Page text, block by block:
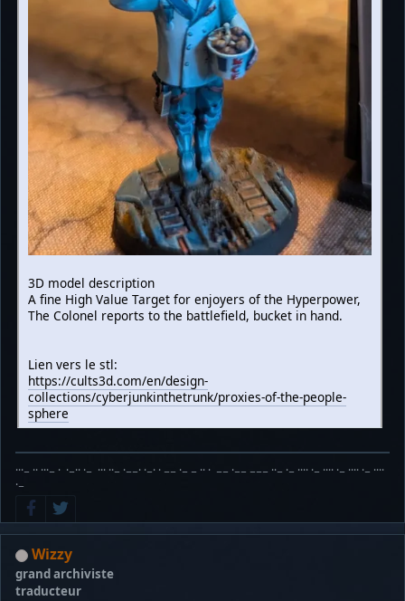
3D model description
A fine High Value Target for enjoyers of the Hyperpower,
The Colonel reports to the battlefield, bucket in hand.
Lien vers le stl:
https://cults3d.com/en/design-
collections/cyberjunkinthetrunk/proxies-of-the-people-
sphere
···− ·· ···− · ·−·· ·− ··· ··− ·−−· ·−· · −− ·− − ·· · −− ·−− −−− ··− ·− ···· ·− ···· ·− ···· ·− ····
·−
Wizzy
grand archiviste
traducteur